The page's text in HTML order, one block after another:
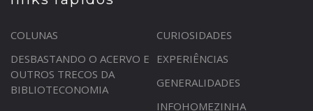
COLUNAS
CURIOSIDADES
DESBASTANDO O ACERVO E
OUTROS TRECOS DA
BIBLIOTECONOMIA
EXPERIÊNCIAS
GENERALIDADES
INFOHOMEZINHA